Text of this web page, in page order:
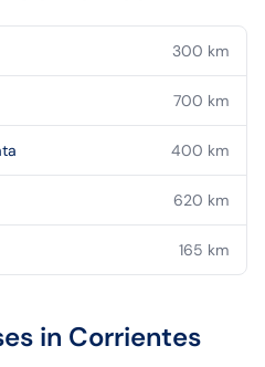
300 km
700 km
400 km
620 km
165 km
in Corrientes